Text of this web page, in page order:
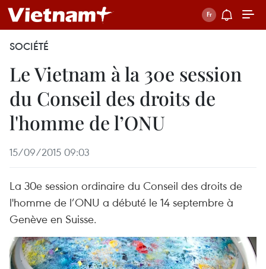
SOCIÉTÉ
Le Vietnam à la 30e session
du Conseil des droits de
l'homme de l’ONU
15/09/2015 09:03
La 30e session ordinaire du Conseil des droits de
l'homme de l’ONU a débuté le 14 septembre à
Genève en Suisse.